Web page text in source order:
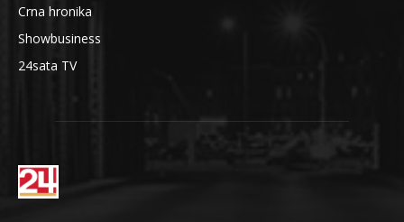
Crna hronika
Showbusiness
24sata TV